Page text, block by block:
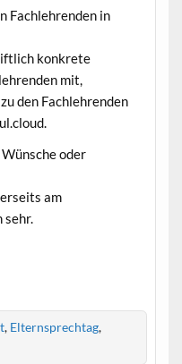
Fachlehrenden in
konkrete
mit,
den Fachlehrenden
oder
am
sehr.
, Elternsprechtag,